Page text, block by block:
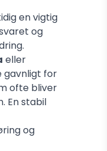
en vigtig
og
eller
for
ofte bliver
En stabil
og